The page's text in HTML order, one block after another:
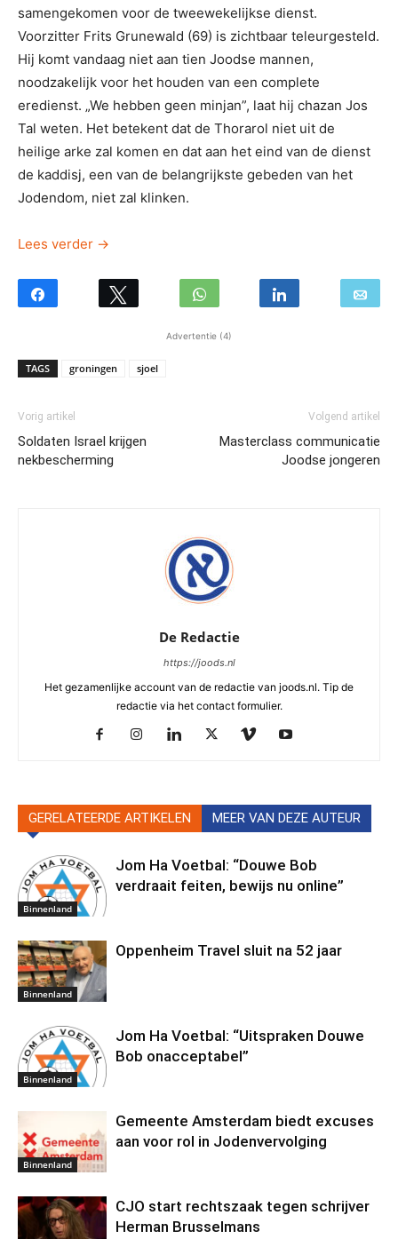
samengekomen voor de tweewekelijkse dienst.
Voorzitter Frits Grunewald (69) is zichtbaar teleurgesteld.
Hij komt vandaag niet aan tien Joodse mannen,
noodzakelijk voor het houden van een complete
eredienst. „We hebben geen minjan”, laat hij chazan Jos
Tal weten. Het betekent dat de Thorarol niet uit de
heilige arke zal komen en dat aan het eind van de dienst
de kaddisj, een van de belangrijkste gebeden van het
Jodendom, niet zal klinken.
Lees verder →
Advertentie (4)
TAGS groningen sjoel
Vorig artikel
Soldaten Israel krijgen
nekbescherming
Volgend artikel
Masterclass communicatie
Joodse jongeren
De Redactie
https://joods.nl
Het gezamenlijke account van de redactie van joods.nl. Tip de
redactie via het contact formulier.
GERELATEERDE ARTIKELEN MEER VAN DEZE AUTEUR
Binnenland
Jom Ha Voetbal: “Douwe Bob
verdraait feiten, bewijs nu online”
Binnenland
Oppenheim Travel sluit na 52 jaar
Binnenland
Jom Ha Voetbal: “Uitspraken Douwe
Bob onacceptabel”
Binnenland
Gemeente Amsterdam biedt excuses
aan voor rol in Jodenvervolging
CJO start rechtszaak tegen schrijver
Herman Brusselmans